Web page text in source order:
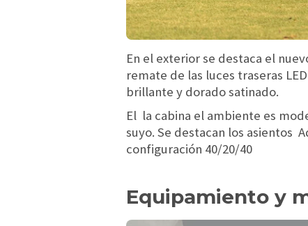
En el exterior se destaca el
remate de las luces traseras
brillante y dorado satinado.
El la cabina el ambiente es
suyo. Se destacan los asientos
configuración 40/20/40
Equipamiento y